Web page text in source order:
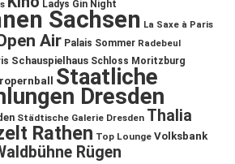
Ladys Gin Night
Sachsen La Saxe à Paris
Air Palais Sommer Radebeul
Schauspielhaus Schloss Moritzburg
Staatliche
Dresden
Städtische Galerie Dresden Thalia
Rathen Top Lounge Volksbank
Rügen